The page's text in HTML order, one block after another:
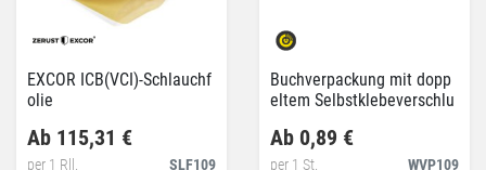
EXCOR ICB(VCI)-Schlauchf
olie
SLF109
Ab 115,31 €
per 1 Rll.
Buchverpackung mit dopp
eltem Selbstklebeverschlu
WVP109
Ab 0,89 €
per 1 St.